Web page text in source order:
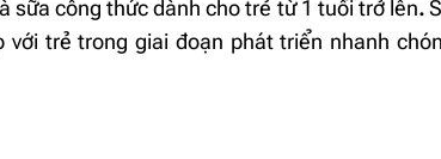
sữa công thức dành cho trẻ từ 1 tuổi trở lên.
với trẻ trong giai đoạn phát triển nhanh